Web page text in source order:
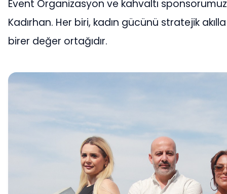
Event Organizasyon ve kahvaltı
Kadırhan. Her biri, kadın gücünü stratejik
birer değer ortağıdır.